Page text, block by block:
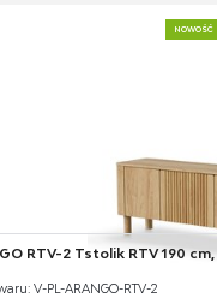
NOWOŚĆ
RTV-2 Tstolik RTV 190 cm,
V-PL-ARANGO-RTV-2